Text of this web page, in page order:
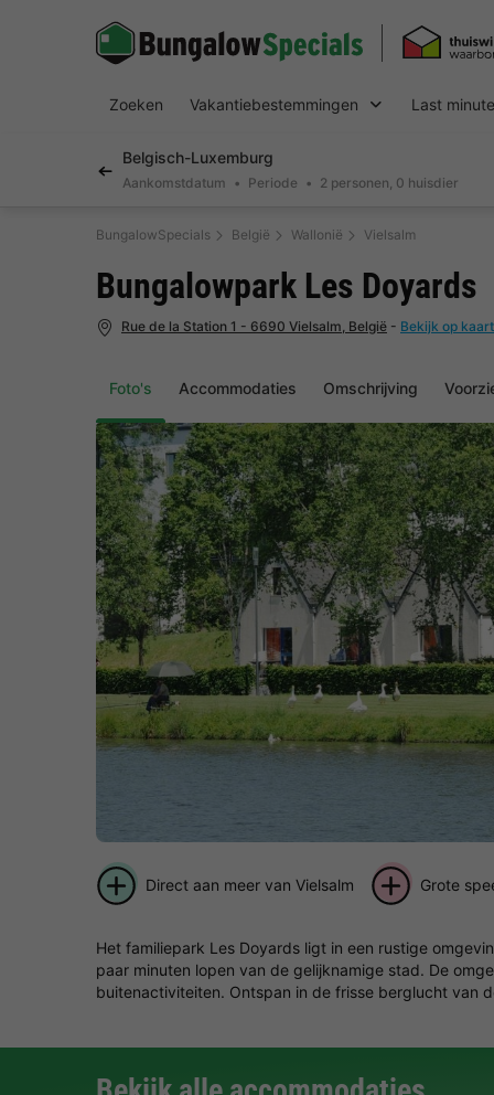
Zoeken Vakantiebestemmingen Last
Belgisch-Luxemburg
Aankomstdatum Periode 2 personen, 0 huisdier
BungalowSpecials België Wallonië Vielsalm
Foto's Accommodaties Omschrijving
Bungalowpark Les Doyards
Rue de la Station 1 - 6690 Vielsalm, België - Bekijk op kaart
Direct aan meer van Vielsalm Grote
Het familiepark Les Doyards ligt in een rustige
paar minuten lopen van de gelijknamige stad. De
buitenactiviteiten. Ontspan in de frisse berglucht van